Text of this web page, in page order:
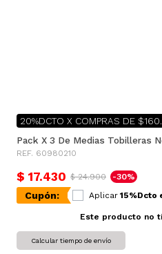
20%DCTO X COMPRAS DE
Pack X 3 De Medias Tobilleras
REF. 60980210
$ 17.430 $ 24.900 -30%
Cupón: Aplicar 15%Dcto
Este producto no
Calcular tiempo de envío